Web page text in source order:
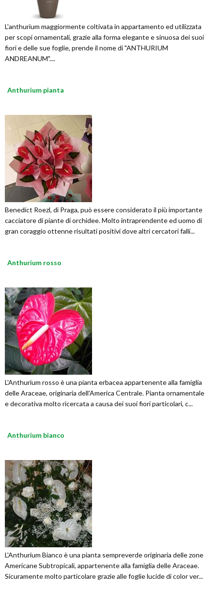
L'anthurium maggiormente coltivata in appartamento ed utilizzata
per scopi ornamentali, grazie alla forma elegante e sinuosa dei suoi
fiori e delle sue foglie, prende il nome di "ANTHURIUM
ANDREANUM"....
Anthurium pianta
Benedict Roezl, di Praga, può essere considerato il più importante
cacciatore di piante di orchidee. Molto intraprendente ed uomo di
gran coraggio ottenne risultati positivi dove altri cercatori falli...
Anthurium rosso
L'Anthurium rosso è una pianta erbacea appartenente alla famiglia
delle Araceae, originaria dell'America Centrale. Pianta ornamentale
e decorativa molto ricercata a causa dei suoi fiori particolari, c...
Anthurium bianco
L'Anthurium Bianco è una pianta sempreverde originaria delle zone
Americane Subtropicali, appartenente alla famiglia delle Araceae.
Sicuramente molto particolare grazie alle foglie lucide di color ver...